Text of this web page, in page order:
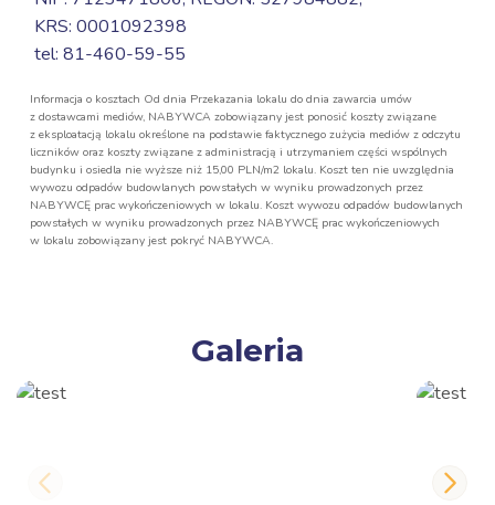
KRS: 0001092398
tel: 81-460-59-55
Informacja o kosztach Od dnia Przekazania lokalu do dnia zawarcia umów
z dostawcami mediów, NABYWCA zobowiązany jest ponosić koszty związane
z eksploatacją lokalu określone na podstawie faktycznego zużycia mediów z odczytu
liczników oraz koszty związane z administracją i utrzymaniem części wspólnych
budynku i osiedla nie wyższe niż 15,00 PLN/m2 lokalu. Koszt ten nie uwzględnia
wywozu odpadów budowlanych powstałych w wyniku prowadzonych przez
NABYWCĘ prac wykończeniowych w lokalu. Koszt wywozu odpadów budowlanych
powstałych w wyniku prowadzonych przez NABYWCĘ prac wykończeniowych
w lokalu zobowiązany jest pokryć NABYWCA.
Galeria